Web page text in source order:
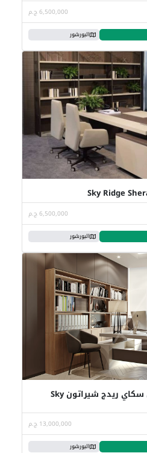
6,500,000 ج.م
البورشور
6,500,000 ج.م
البورشور
مكتب للبيع 100م في مول سكاي ريدج شيراتون Sky
13,000,000 ج.م
البورشور